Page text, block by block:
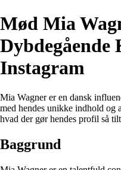
Mød Mia
Dybdegående
Instagram
Mia Wagner er en dansk
med hendes unikke indhold og
hvad der gør hendes profil så
Baggrund